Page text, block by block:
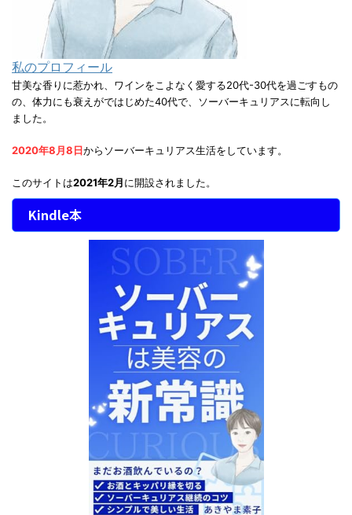
私のプロフィール
甘美な香りに惹かれ、ワインをこよなく愛する20代-30代を過ごすもの
の、体力にも衰えがではじめた40代で、ソーバーキュリアスに転向し
ました。
2020年8月8日からソーバーキュリアス生活をしています。
このサイトは2021年2月に開設されました。
Kindle本